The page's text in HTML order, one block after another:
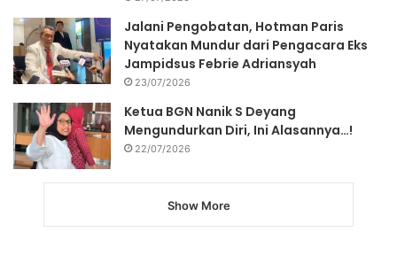
Jalani Pengobatan, Hotman Paris
Nyatakan Mundur dari Pengacara Eks
Jampidsus Febrie Adriansyah
23/07/2026
Ketua BGN Nanik S Deyang
Mengundurkan Diri, Ini Alasannya…!
22/07/2026
Show More